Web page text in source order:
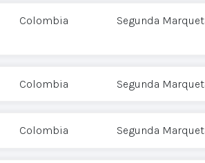
Colombia Segunda
Colombia Segunda
Colombia Segunda